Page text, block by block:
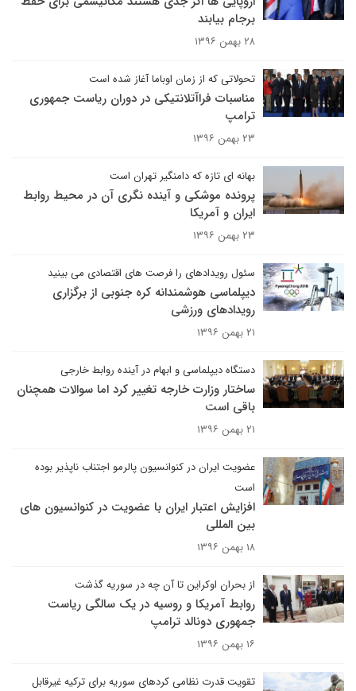
برجام بیابند
۲۸ بهمن ۱۳۹۶
تحولاتی که از زمان اوباما آغاز شده است
مناسبات فراآتلانتیکی در دوران ریاست جمهوری
ترامپ
۲۳ بهمن ۱۳۹۶
بهانه ای تازه که دامنگیر تهران است
پرونده موشکی و آینده نگری آن در محیط روابط
ایران و آمریکا
۲۳ بهمن ۱۳۹۶
سئول رویدادهای را فرصت های اقتصادی می بینید
دیپلماسی هوشمندانه کره جنوبی از برگزاری
رویدادهای ورزشی
۲۱ بهمن ۱۳۹۶
دستگاه دیپلماسی و ابهام در آینده روابط خارجی
ساختار وزارت خارجه تغییر کرد اما سوالات همچنان
باقی است
۲۱ بهمن ۱۳۹۶
عضویت ایران در کنوانسیون پالرمو اجتناب ناپذیر بوده
است
افزایش اعتبار ایران با عضویت در کنوانسیون های
بین المللی
۱۸ بهمن ۱۳۹۶
از بحران اوکراین تا آن چه در سوریه گذشت
روابط آمریکا و روسیه در یک سالگی ریاست
جمهوری دونالد ترامپ
۱۶ بهمن ۱۳۹۶
تقویت قدرت نظامی کردهای سوریه برای ترکیه غیرقابل